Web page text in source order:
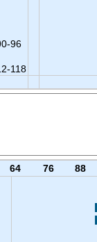
96
118
64 76 88